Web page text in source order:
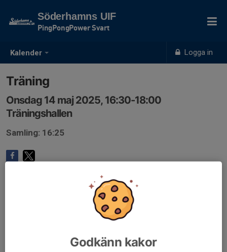
Kalender Logga in
Söderhamns UIF
PingPongPower Svart
Träning
Onsdag 14 maj 2025, 16:30-18:00
Träningshallen
Samling: 16:25
Godkänn kakor